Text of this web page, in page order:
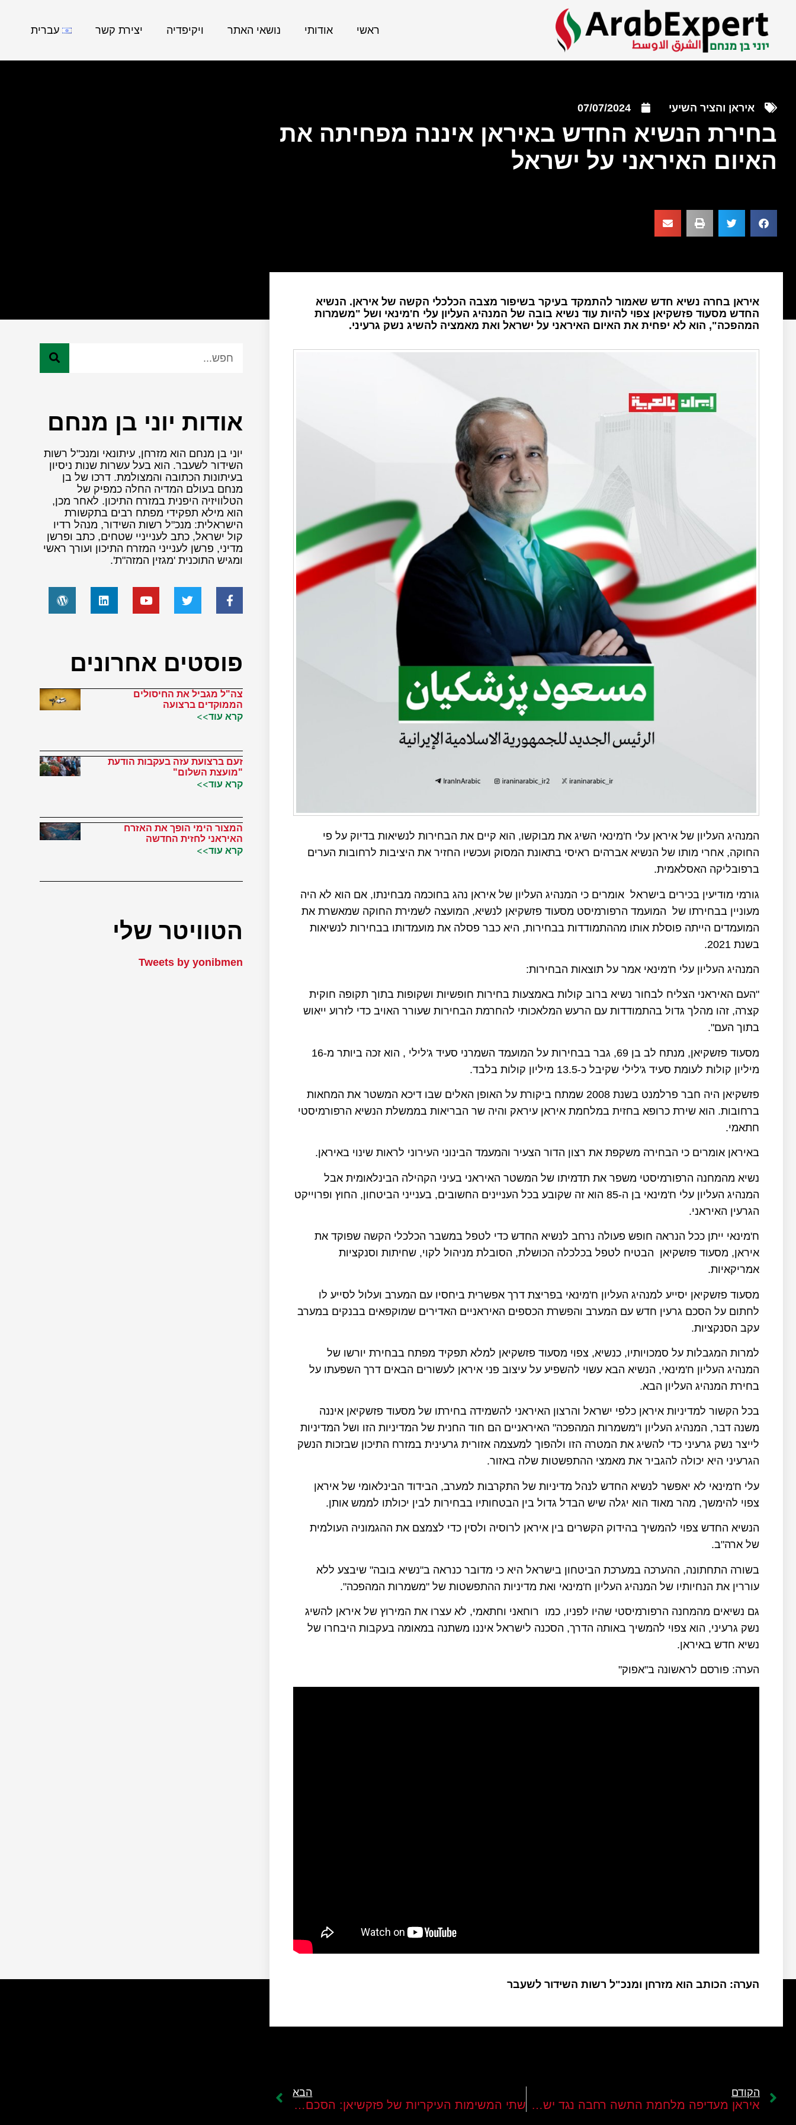
ראשי אודותי נושאי האתר ויקיפדיה יצירת קשר עברית
איראן והציר השיעי 07/07/2024
בחירת הנשיא החדש באיראן איננה מפחיתה את
האיום האיראני על ישראל
איראן בחרה נשיא חדש שאמור להתמקד בעיקר בשיפור מצבה הכלכלי הקשה של איראן. הנשיא
החדש מסעוד פזשקיאן צפוי להיות עוד נשיא בובה של המנהיג העליון עלי ח'מינאי ושל "משמרות
המהפכה", הוא לא יפחית את האיום האיראני על ישראל ואת מאמציה להשיג נשק גרעיני.
המנהיג העליון של איראן עלי ח'מינאי השיג את מבוקשו, הוא קיים את הבחירות לנשיאות בדיוק על פי
החוקה, אחרי מותו של הנשיא אברהים ראיסי בתאונת המסוק ועכשיו החזיר את היציבות לרחובות הערים
ברפובליקה האסלאמית.
גורמי מודיעין בכירים בישראל אומרים כי המנהיג העליון של איראן נהג בחוכמה מבחינתו, אם הוא לא היה
מעוניין בבחירתו של המועמד הרפורמיסט מסעוד פזשקיאן לנשיא, המועצה לשמירת החוקה שמאשרת את
המועמדים הייתה פוסלת אותו מההתמודדות בבחירות, היא כבר פסלה את מועמדותו בבחירות לנשיאות
בשנת 2021.
המנהיג העליון עלי ח'מינאי אמר על תוצאות הבחירות:
"העם האיראני הצליח לבחור נשיא ברוב קולות באמצעות בחירות חופשיות ושקופות בתוך תקופה חוקית
קצרה, זהו מהלך גדול בהתמודדות עם הרעש המלאכותי להחרמת הבחירות שעורר האויב כדי לזרוע ייאוש
בתוך העם".
מסעוד פזשקיאן, מנתח לב בן 69, גבר בבחירות על המועמד השמרני סעיד ג'לילי , הוא זכה ביותר מ-16
מיליון קולות לעומת סעיד ג'לילי שקיבל כ-13.5 מיליון קולות בלבד.
פזשקיאן היה חבר פרלמנט בשנת 2008 שמתח ביקורת על האופן האלים שבו דיכא המשטר את המחאות
ברחובות. הוא שירת כרופא בחזית במלחמת איראן עיראק והיה שר הבריאות בממשלת הנשיא הרפורמיסטי
חתאמי.
באיראן אומרים כי הבחירה משקפת את רצון הדור הצעיר והמעמד הבינוני העירוני לראות שינוי באיראן.
נשיא מהמחנה הרפורמיסטי משפר את תדמיתו של המשטר האיראני בעיני הקהילה הבינלאומית אבל
המנהיג העליון עלי ח'מינאי בן ה-85 הוא זה שקובע בכל העניינים החשובים, בענייני הביטחון, החוץ ופרוייקט
הגרעין האיראני.
ח'מינאי ייתן ככל הנראה חופש פעולה נרחב לנשיא החדש כדי לטפל במשבר הכלכלי הקשה שפוקד את
איראן, מסעוד פזשקיאן הבטיח לטפל בכלכלה הכושלת, הסובלת מניהול לקוי, שחיתות וסנקציות
אמריקאיות.
מסעוד פזשקיאן יסייע למנהיג העליון ח'מינאי בפריצת דרך אפשרית ביחסיו עם המערב ועלול לסייע לו
לחתום על הסכם גרעין חדש עם המערב והפשרת הכספים האיראניים האדירים שמוקפאים בבנקים במערב
עקב הסנקציות.
למרות המגבלות על סמכויותיו, כנשיא, צפוי מסעוד פזשקיאן למלא תפקיד מפתח בבחירת יורשו של
המנהיג העליון ח'מינאי, הנשיא הבא עשוי להשפיע על עיצוב פני איראן לעשורים הבאים דרך השפעתו על
בחירת המנהיג העליון הבא.
בכל הקשור למדיניות איראן כלפי ישראל והרצון האיראני להשמידה בחירתו של מסעוד פזשקיאן איננה
משנה דבר, המנהיג העליון ו"משמרות המהפכה" האיראניים הם חוד החנית של המדיניות הזו ושל המדיניות
לייצר נשק גרעיני כדי להשיג את המטרה הזו ולהפוך למעצמה אזורית גרעינית במזרח התיכון שבזכות הנשק
הגרעיני היא יכולה להגביר את מאמצי ההתפשטות שלה באזור.
עלי ח'מינאי לא יאפשר לנשיא החדש לנהל מדיניות של התקרבות למערב, הבידוד הבינלאומי של איראן
צפוי להימשך, מהר מאוד הוא יגלה שיש הבדל גדול בין הבטחותיו בבחירות לבין יכולתו לממש אותן.
הנשיא החדש צפוי להמשיך בהידוק הקשרים בין איראן לרוסיה ולסין כדי לצמצם את ההגמוניה העולמית
של ארה"ב.
בשורה התחתונה, ההערכה במערכת הביטחון בישראל היא כי מדובר כנראה ב"נשיא בובה" שיבצע ללא
עוררין את הנחיותיו של המנהיג העליון ח'מינאי ואת מדיניות ההתפשטות של "משמרות המהפכה".
גם נשיאים מהמחנה הרפורמיסטי שהיו לפניו, כמו רוחאני וחתאמי, לא עצרו את המירוץ של איראן להשיג
נשק גרעיני, הוא צפוי להמשיך באותה הדרך, הסכנה לישראל איננו משתנה במאומה בעקבות היבחרו של
נשיא חדש באיראן.
הערה: פורסם לראשונה ב"אפוק"
הערה: הכותב הוא מזרחן ומנכ"ל רשות השידור לשעבר
אודות יוני בן מנחם
יוני בן מנחם הוא מזרחן, עיתונאי ומנכ"ל רשות
השידור לשעבר. הוא בעל עשרות שנות ניסיון
בעיתונות הכתובה והמצולמת. דרכו של בן
מנחם בעולם המדיה החלה כמפיק של
הטלוויזיה היפנית במזרח התיכון. לאחר מכן,
הוא מילא תפקידי מפתח רבים בתקשורת
הישראלית: מנכ"ל רשות השידור, מנהל רדיו
קול ישראל, כתב לענייניי שטחים, כתב ופרשן
מדיני, פרשן לענייני המזרח התיכון ועורך ראשי
ומגיש התוכנית 'מגזין המזה"ת'.
פוסטים אחרונים
צה"ל מגביל את החיסולים
הממוקדים ברצועה
קרא עוד>>
זעם ברצועת עזה בעקבות הודעת
"מועצת השלום"
קרא עוד>>
המצור הימי הופך את האזרח
האיראני לחזית החדשה
קרא עוד>>
הטוויטר שלי
Tweets by yonibmen
הקודם
איראן מעדיפה מלחמת התשה רחבה נגד ישראל על פני מלחמה אזורית
הבא
שתי המשימות העיקריות של פזקשיאן: הסכם גרעין חדש והסרת הסנקציות מעל איראן